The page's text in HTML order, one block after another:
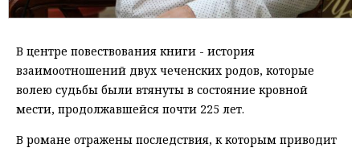
В центре повествования книги - история
взаимоотношений двух чеченских родов, которые
волею судьбы были втянуты в состояние кровной
мести, продолжавшейся почти 225 лет.
В романе отражены последствия, к которым приводит